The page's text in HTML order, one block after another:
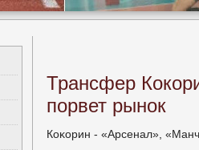
Трансфер
порвет рынок
Коκорин - «Арсенал»,